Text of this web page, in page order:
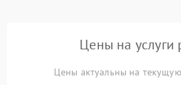
Цены на услуги
Цены актуальны на